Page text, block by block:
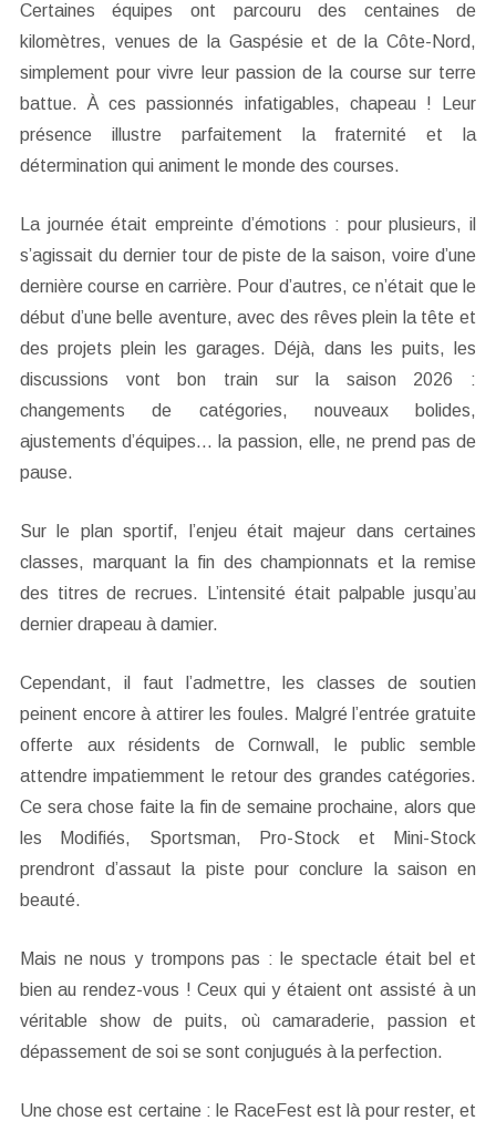
Certaines équipes ont parcouru des centaines de
kilomètres, venues de la Gaspésie et de la Côte-Nord,
simplement pour vivre leur passion de la course sur terre
battue. À ces passionnés infatigables, chapeau ! Leur
présence illustre parfaitement la fraternité et la
détermination qui animent le monde des courses.
La journée était empreinte d’émotions : pour plusieurs, il
s’agissait du dernier tour de piste de la saison, voire d’une
dernière course en carrière. Pour d’autres, ce n’était que le
début d’une belle aventure, avec des rêves plein la tête et
des projets plein les garages. Déjà, dans les puits, les
discussions vont bon train sur la saison 2026 :
changements de catégories, nouveaux bolides,
ajustements d’équipes… la passion, elle, ne prend pas de
pause.
Sur le plan sportif, l’enjeu était majeur dans certaines
classes, marquant la fin des championnats et la remise
des titres de recrues. L’intensité était palpable jusqu’au
dernier drapeau à damier.
Cependant, il faut l’admettre, les classes de soutien
peinent encore à attirer les foules. Malgré l’entrée gratuite
offerte aux résidents de Cornwall, le public semble
attendre impatiemment le retour des grandes catégories.
Ce sera chose faite la fin de semaine prochaine, alors que
les Modifiés, Sportsman, Pro-Stock et Mini-Stock
prendront d’assaut la piste pour conclure la saison en
beauté.
Mais ne nous y trompons pas : le spectacle était bel et
bien au rendez-vous ! Ceux qui y étaient ont assisté à un
véritable show de puits, où camaraderie, passion et
dépassement de soi se sont conjugués à la perfection.
Une chose est certaine : le RaceFest est là pour rester, et